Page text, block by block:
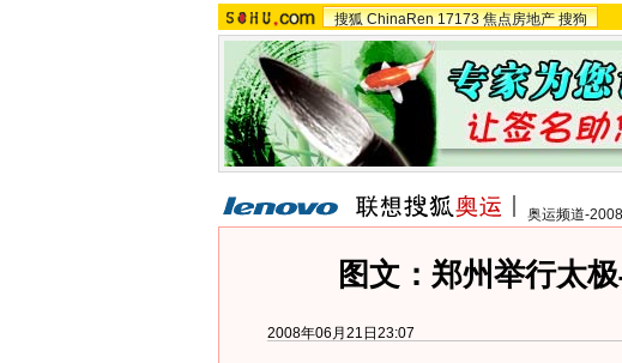
搜狐 ChinaRen 17173 焦点房地产 搜狗
奥运频道-
图文：郑州举行太
2008年06月21日23:07